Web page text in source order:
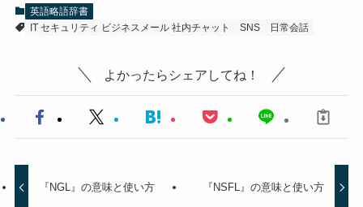
英語略語辞書
IT セキュリティ ビジネスメール 社内チャット
SNS 日常会話
よかったらシェアしてね！
『NGL』の意味と使い方 『NSFL』の意味と使い方